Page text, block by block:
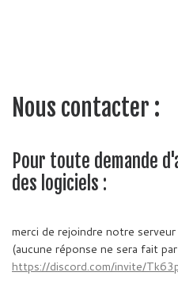
Nous contacter :
Pour toute demande
des logiciels :
merci de rejoindre notre
(aucune réponse ne sera fait
https://discord.com/invite/